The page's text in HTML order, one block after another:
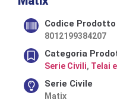
Codice Prodotto
8012199384207
Categoria
Serie Civili, Telai
Serie Civile
Matix